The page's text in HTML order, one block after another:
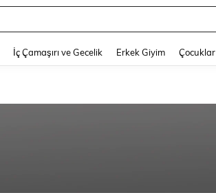
İç Çamaşırı ve Gecelik Erkek Giyim Çocuklar